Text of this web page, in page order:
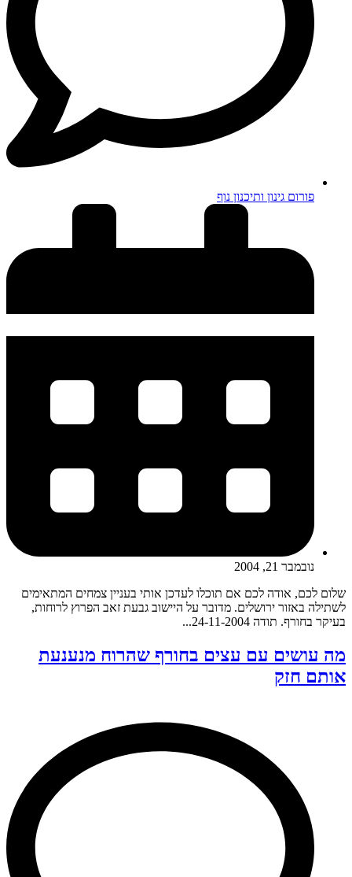
פורום גינון ותיכנון נוף
נובמבר 21, 2004
שלום לכם, אודה לכם אם תוכלו לעדכן אותי בעניין צמחים המתאימים
לשתילה באזור ירושלים. מדובר על היישוב גבעת זאב הפרוץ לרוחות,
בעיקר בחורף. תודה 24-11-2004...
מה עושים עם עצים בחורף שהרוח מנענעת
אותם חזק